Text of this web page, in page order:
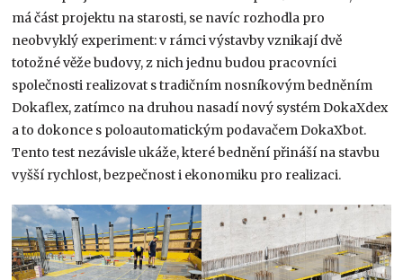
má část projektu na starosti, se navíc rozhodla pro
neobvyklý experiment: v rámci výstavby vznikají dvě
totožné věže budovy, z nich jednu budou pracovníci
společnosti realizovat s tradičním nosníkovým bedněním
Dokaflex, zatímco na druhou nasadí nový systém DokaXdex
a to dokonce s poloautomatickým podavačem DokaXbot.
Tento test nezávisle ukáže, které bednění přináší na stavbu
vyšší rychlost, bezpečnost i ekonomiku pro realizaci.